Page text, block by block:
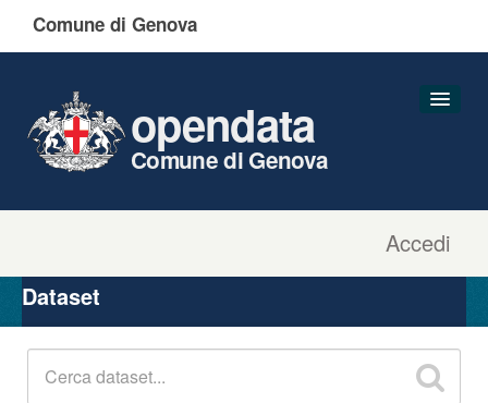
Comune di Genova
Accedi
opendata
Comune di Genova
Organizzazioni
Gruppi
Dataset